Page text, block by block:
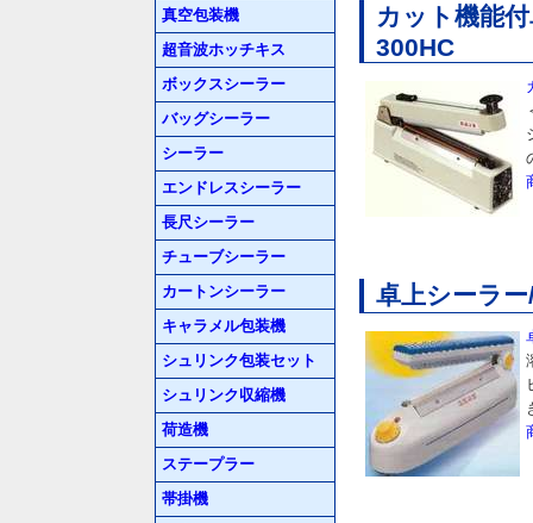
真空包装機
超音波ホッチキス
ボックスシーラー
バッグシーラー
シーラー
エンドレスシーラー
長尺シーラー
チューブシーラー
カートンシーラー
キャラメル包装機
シュリンク包装セット
シュリンク収縮機
荷造機
ステープラー
帯掛機
カット機能
300HC
卓上シーラ